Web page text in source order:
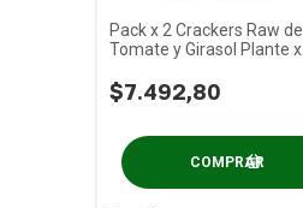
Pack x 2 Crackers Raw de
Tomate y Girasol Plante x
$7.492,80